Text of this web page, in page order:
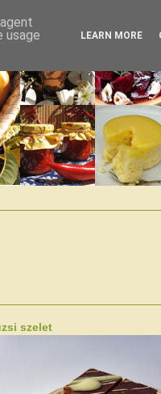
szelet
usage
LEARN MORE